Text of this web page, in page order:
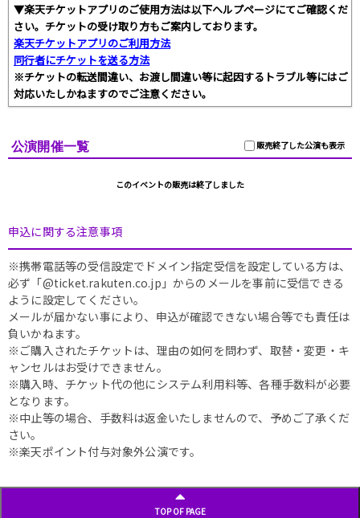
▼楽天チケットアプリのご使用方法は以下ヘルプページにてご確認くだ
さい。チケットの受け取り方もご案内しております。
楽天チケットアプリのご利用方法
同行者にチケットを送る方法
※チケットの転送間違い、お渡し間違い等に起因するトラブル等にはご
対応いたしかねますのでご注意ください。
販売終了した公演も表示
公演開催一覧
このイベントの販売は終了しました
申込に関する注意事項
※携帯電話等の受信設定でドメイン指定受信を設定している方は、
必ず「@ticket.rakuten.co.jp」からのメールを事前に受信できる
ように設定してください。
メールが届かない事により、申込が確認できない場合等でも責任は
負いかねます。
※ご購入されたチケットは、理由の如何を問わず、取替・変更・キ
ャンセルはお受けできません。
※購入時、チケット代の他にシステム利用料等、各種手数料が必要
となります。
※中止等の場合、手数料は返金いたしませんので、予めご了承くだ
さい。
※楽天ポイント付与対象外公演です。
TOP OF PAGE